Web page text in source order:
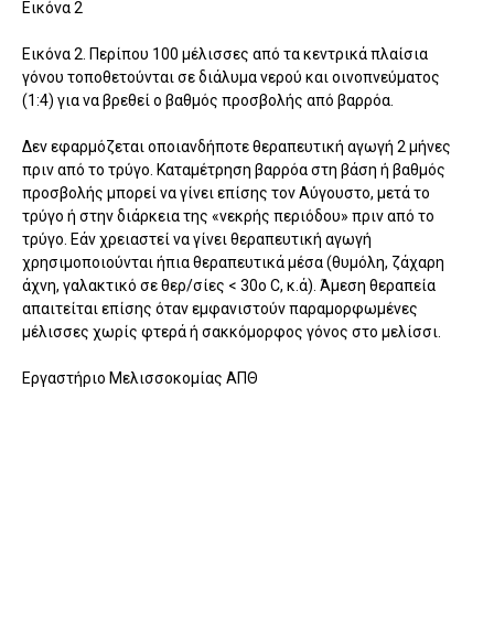
Εικόνα 2
Εικόνα 2. Περίπου 100 μέλισσες από τα κεντρικά πλαίσια
γόνου τοποθετούνται σε διάλυμα νερού και οινοπνεύματος
(1:4) για να βρεθεί ο βαθμός προσβολής από βαρρόα.
Δεν εφαρμόζεται οποιανδήποτε θεραπευτική αγωγή 2 μήνες
πριν από το τρύγο. Καταμέτρηση βαρρόα στη βάση ή βαθμός
προσβολής μπορεί να γίνει επίσης τον Αύγουστο, μετά το
τρύγο ή στην διάρκεια της «νεκρής περιόδου» πριν από το
τρύγο. Εάν χρειαστεί να γίνει θεραπευτική αγωγή
χρησιμοποιούνται ήπια θεραπευτικά μέσα (θυμόλη, ζάχαρη
άχνη, γαλακτικό σε θερ/σίες < 30ο C, κ.ά). Άμεση θεραπεία
απαιτείται επίσης όταν εμφανιστούν παραμορφωμένες
μέλισσες χωρίς φτερά ή σακκόμορφος γόνος στο μελίσσι.
Εργαστήριο Μελισσοκομίας ΑΠΘ